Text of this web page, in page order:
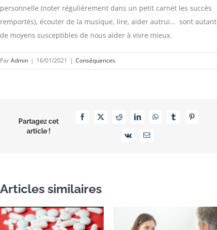
personnelle (noter régulièrement dans un petit carnet les succès
remportés), écouter de la musique, lire, aider autrui… sont autant
de moyens susceptibles de nous aider à vivre mieux.
ParAdmin | 16/01/2021 | Conséquences
Partagez cet
article !
Facebook
X RedditLinkedInWhatsAppTumblrPinterest
Vk Email
Articles similaires